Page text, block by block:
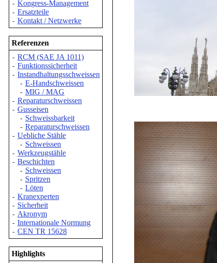
- Kongress-Management
- Ersatzteile
- Kontakt / Netzwerke
Referenzen
- RCM (SAE JA 1011)
- Funktionssicherheit
- Instandhaltungsschweissen
- E-Handschweissen
- MIG / MAG
- Reparaturschweissen
- Gusseisen
- Schweissbarkeit
- Reparaturschweissen
- Uebliche Stähle
- Schweissen
- Werkzeugstähle
- Beschichten
- Schweissen
- Spritzen
- Löten
- Kranexperten
- Sicherheit
- Akronym
- Internationale Normung
- CEN TR 15628
Highlights